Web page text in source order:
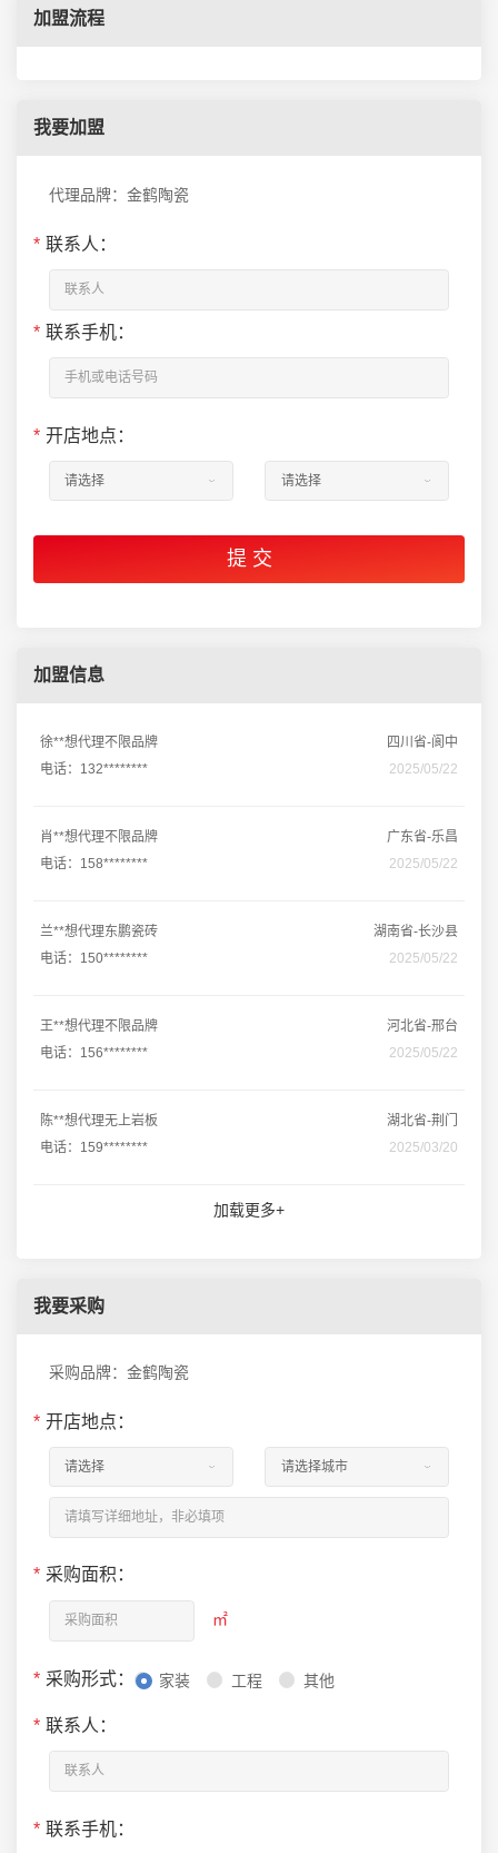
加盟流程
我要加盟
代理品牌：金鹤陶瓷
* 联系人：
* 联系手机：
* 开店地点：
加盟信息
徐**想代理不限品牌
四川省-阆中
电话：132********
2025/05/22
肖**想代理不限品牌
广东省-乐昌
电话：158********
2025/05/22
兰**想代理东鹏瓷砖
湖南省-长沙县
电话：150********
2025/05/22
王**想代理不限品牌
河北省-邢台
电话：156********
2025/05/22
陈**想代理无上岩板
湖北省-荆门
电话：159********
2025/03/20
加载更多+
我要采购
采购品牌：金鹤陶瓷
* 开店地点：
* 采购面积：
㎡
* 采购形式： 家装 工程 其他
* 联系人：
* 联系手机：